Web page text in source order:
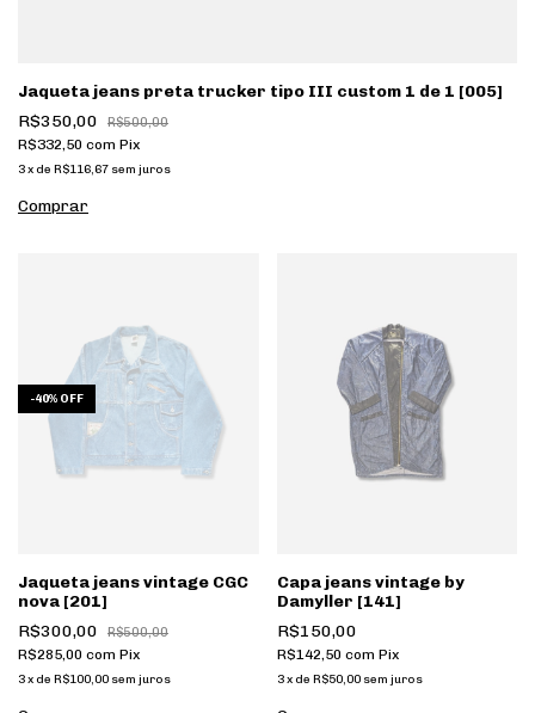
Jaqueta jeans preta trucker tipo III custom 1 de 1 [005]
R$350,00
R$500,00
R$332,50 com Pix
3x de R$116,67 sem juros
-40% OFF
Jaqueta jeans vintage CGC
nova [201]
R$300,00
R$500,00
R$285,00 com Pix
3x de R$100,00 sem juros
Capa jeans vintage by
Damyller [141]
R$150,00
R$142,50 com Pix
3 x de R$50,00 sem juros